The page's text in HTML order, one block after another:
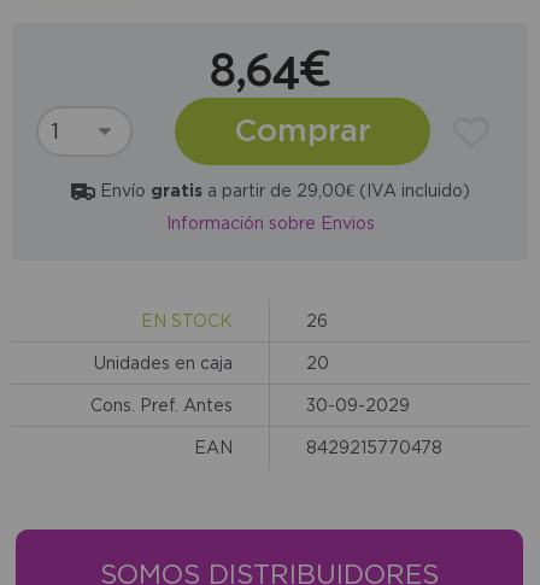
8,64€
Comprar
Envío gratisa partir de 29,00€ (IVA incluido)
Información sobre Envios
EN STOCK 26
Unidades en caja 20
Cons. Pref. Antes 30-09-2029
EAN 8429215770478
SOMOS DISTRIBUIDORES